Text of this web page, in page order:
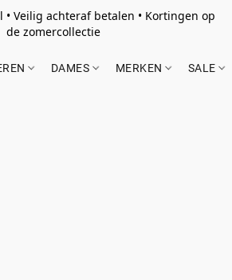
• Veilig achteraf betalen • Kortingen op
de zomercollectie
DAMES MERKEN SALE